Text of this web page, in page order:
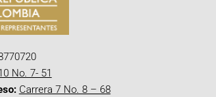
No. 7- 51
Carrera 7 No. 8 – 68